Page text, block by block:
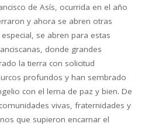
de Asís, ocurrida en el año
y ahora se abren otras
se abren para estas
donde grandes
la tierra con solicitud
profundos y han sembrado
con el lema de paz y bien. De
vivas, fraternidades y
que supieron encarnar el